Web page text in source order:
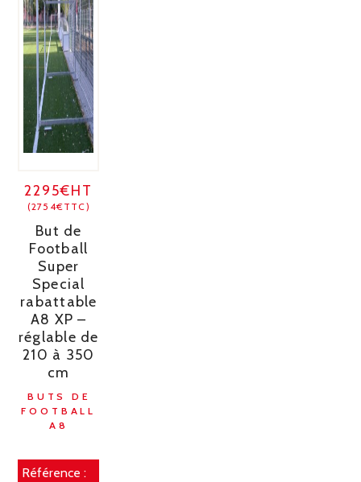
2295€HT
(2754€TTC)
But de
Football
Super
Special
rabattable
A8 XP –
réglable de
210 à 350
cm
BUTS DE
FOOTBALL
A8
Référence :